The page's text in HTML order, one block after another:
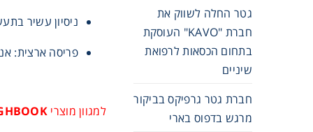
גטר החלה לשווק את
חברת "KAVO" העוסקת
בתחום הכסאות לרפואת
שיניים
חברת גטר גרפיקס בביקור
מרגש בדפוס בארי
ניסיון עשיר
פריסה ארצית:
למגוון מוצרי